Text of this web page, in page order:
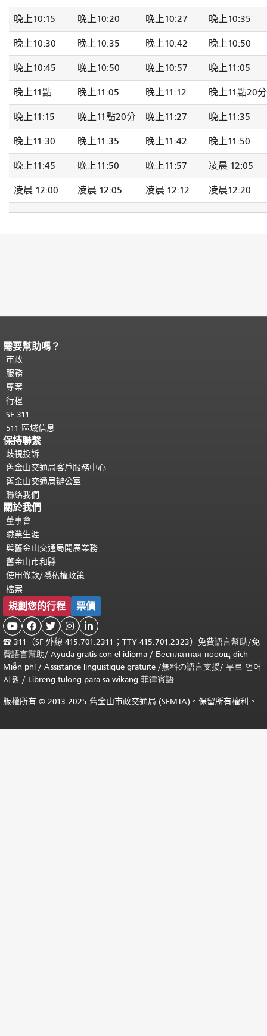
晚上10:15 晚上10:20 晚上10:27 晚上10:35
晚上10:30 晚上10:35 晚上10:42 晚上10:50
晚上10:45 晚上10:50 晚上10:57 晚上11:05
晚上11點 晚上11:05 晚上11:12 晚上11點20分
晚上11:15 晚上11點20分 晚上11:27 晚上11:35
晚上11:30 晚上11:35 晚上11:42 晚上11:50
晚上11:45 晚上11:50 晚上11:57 凌晨 12:05
凌晨 12:00 凌晨 12:05 凌晨 12:12 凌晨12:20
頁面內容結束。
都會重複顯示。
需要幫助嗎？
市政
服務
專案
行程
SF 311
511 區域信息
保持聯繫
歧視投訴
舊金山交通局客戶服務中心
舊金山交通局辦公室
聯絡我們
關於我們
董事會
職業生涯
與舊金山交通局開展業務
舊金山市和縣
使用條款/隱私權政策
檔案
規劃您的行程 票價
    
☎ 311（SF 外線 415.701.2311；TTY 415.701.2323）免費語言幫助/免
費語言幫助/ Ayuda gratis con el idioma / Бесплатная пооощ dịch
Miễn phí/ Assistance linguistique gratuite /無料の語言支援/ 무료 언어
지원 / Libreng tulong para sa wikang 菲律賓語
版權所有 © 2013-2025 舊金山市政交通局 (SFMTA)。保留所有權利。